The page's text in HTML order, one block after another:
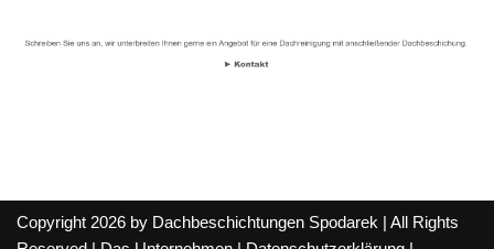
Copyright 2026 by Dachbeschichtungen Spodarek | All Rights